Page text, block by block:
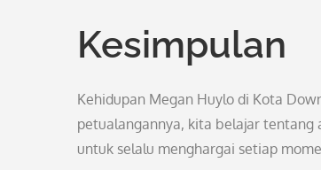
Kesimpulan
Kehidupan Megan Huylo di Kota
petualangannya, kita belajar tentang
untuk selalu menghargai setiap